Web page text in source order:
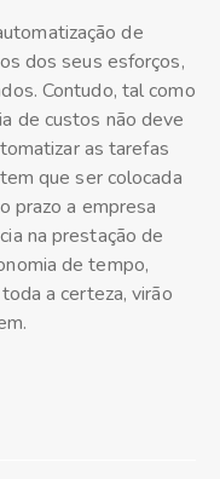
de
dos seus esforços,
Contudo, tal como
de custos não deve
as tarefas
que ser colocada
prazo a empresa
na prestação de
de tempo,
a certeza, virão